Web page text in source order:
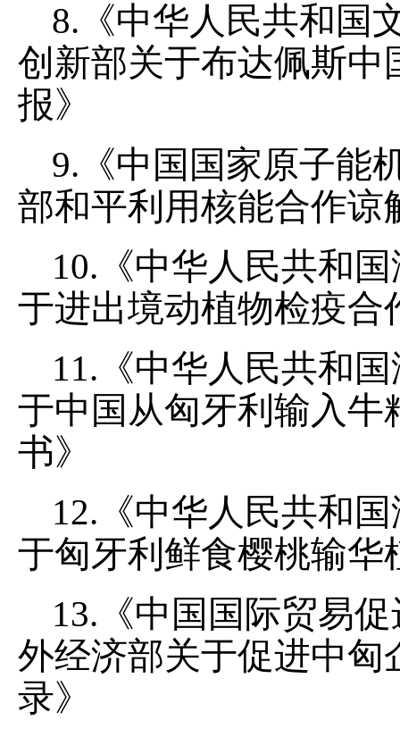
8.《中华人民共和国
创新部关于布达佩斯
报》
9.《中国国家原子能
部和平利用核能合作谅
10.《中华人民共和
于进出境动植物检疫合
11.《中华人民共和
于中国从匈牙利输入
书》
12.《中华人民共和
于匈牙利鲜食樱桃输
13.《中国国际贸易
外经济部关于促进中
录》